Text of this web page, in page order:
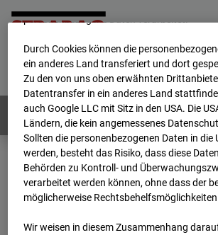
Home E-Mail Impressum
Deutsch / English
Webcams: Alle Länder
Home
Deutschland
BC-120 - BV W2 Campus BT 1-3
2024
10:20
personenbezogene Daten verarbeitet.
Durch Cookies können die
ein anderes Land transferiert und dort
Zu den von uns oben erwähnten
Datentransfer in ein anderes Land
auch Google LLC mit Sitz in den USA. Die
Ländern, die kein angemessenes
Sollten die personenbezogenen Daten in die
werden, besteht das Risiko, dass diese
Behörden zu Kontroll- und
verarbeitet werden können, ohne dass der
möglicherweise
Wir weisen in diesem Zusammenhang